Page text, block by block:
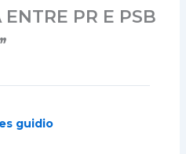
PR E PSB
guidio